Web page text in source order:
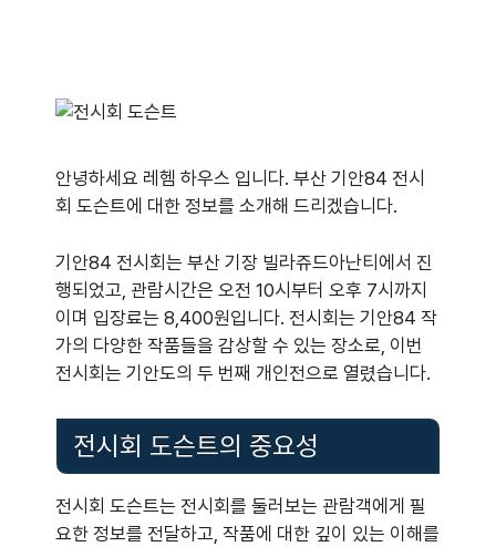
안녕하세요 레헴 하우스 입니다. 부산 기안84 전시
회 도슨트에 대한 정보를 소개해 드리겠습니다.
기안84 전시회는 부산 기장 빌라쥬드아난티에서 진
행되었고, 관람시간은 오전 10시부터 오후 7시까지
이며 입장료는 8,400원입니다. 전시회는 기안84 작
가의 다양한 작품들을 감상할 수 있는 장소로, 이번
전시회는 기안도의 두 번째 개인전으로 열렸습니다.
전시회 도슨트의 중요성
전시회 도슨트는 전시회를 둘러보는 관람객에게 필
요한 정보를 전달하고, 작품에 대한 깊이 있는 이해를